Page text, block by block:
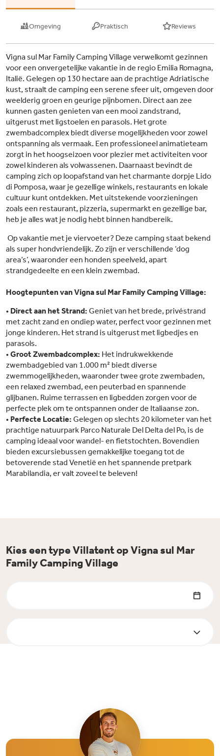
Omgeving Praktisch Reviews
Vigna sul Mar Family Camping Village verwelkomt gezinnen
voor een onvergetelijke vakantie in de regio Emilia Romagna,
Italië. Gelegen op 130 hectare aan de prachtige Adriatische
kust, straalt de camping een serene sfeer uit, omgeven door
weelderig groen en geurige pijnbomen. Direct aan zee
kunnen gasten genieten van een mooi zandstrand,
uitgerust met ligstoelen en parasols. Het grote
zwembadcomplex biedt diverse mogelijkheden voor zowel
ontspanning als vermaak. Een professioneel animatieteam
zorgt in het hoogseizoen voor plezier met activiteiten voor
zowel kinderen als volwassenen. Daarnaast bevindt de
camping zich op loopafstand van het charmante dorpje Lido
di Pomposa, waar je gezellige winkels, restaurants en lokale
cultuur kunt ontdekken. Met uitstekende voorzieningen
zoals een restaurant, pizzeria, supermarkt en gezellige bar,
heb je alles wat je nodig hebt binnen handbereik.
Op vakantie met je viervoeter? Deze camping staat bekend
als super hondvriendelijk. Zo zijn er verschillende ‘dog
area’s’, waaronder een honden speelveld, apart
strandgedeelte en een klein zwembad.
Hoogtepunten van Vigna sul Mar Family Camping Village:
• Direct aan het Strand: Geniet van het brede, privéstrand
met zacht zand en ondiep water, perfect voor gezinnen met
jonge kinderen. Het strand is uitgerust met ligbedjes en
parasols.
• Groot Zwembadcomplex: Het indrukwekkende
zwembadgebied van 1.000 m² biedt diverse
zwemmogelijkheden, waaronder twee grote zwembaden,
een relaxed zwembad, een peuterbad en spannende
glijbanen. Ruime terrassen en ligbedden zorgen voor de
perfecte plek om te ontspannen onder de Italiaanse zon.
• Perfecte Locatie: Gelegen op slechts 20 kilometer van het
prachtige natuurpark Parco Naturale Del Delta del Po, is de
camping ideaal voor wandel- en fietstochten. Bovendien
bieden excursiebussen gemakkelijke toegang tot de
betoverende stad Venetië en het spannende pretpark
Marabilandia, er valt zoveel te beleven!
Kies een type Villatent op Vigna sul Mar
Family Camping Village